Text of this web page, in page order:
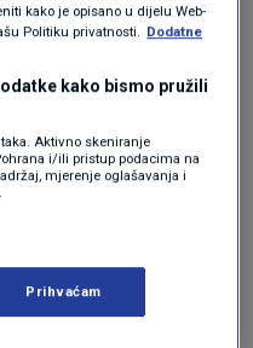
kako je opisano u dijelu Web-
Politiku privatnosti. Dodatne
kako bismo pružili
Aktivno skeniranje
i/ili pristup podacima na
mjerenje oglašavanja i
Prihvaćam